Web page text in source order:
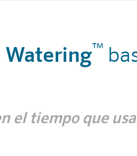
Watering™
el tiempo que